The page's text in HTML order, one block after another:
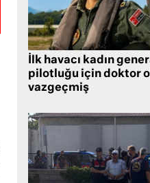
İlk havacı kadın
pilotluğu için doktor
vazgeçmiş